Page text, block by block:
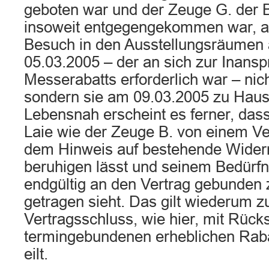
geboten war und der Zeuge G. der
insoweit entgegengekommen war,
Besuch in den
05.03.2005 – der an sich zur
Messerabatts erforderlich war –
sondern sie am 09.03.2005 zu
Lebensnah erscheint es ferner,
Laie wie der Zeuge B. von einem
dem Hinweis auf bestehende
beruhigen lässt und seinem
endgültig an den Vertrag gebunden
getragen sieht. Das gilt wiederum
Vertragsschluss, wie hier, mit
termingebundenen erheblichen
eilt.